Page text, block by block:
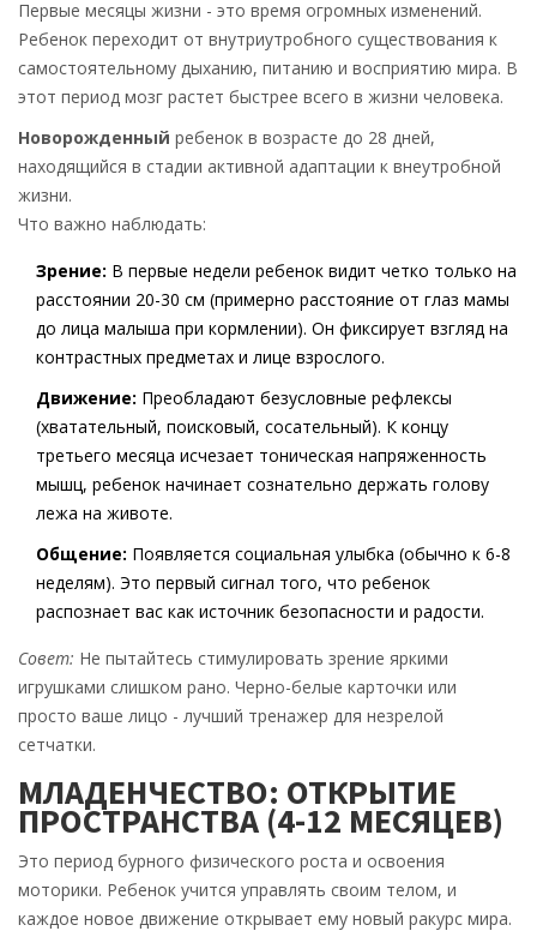
Первые месяцы жизни - это время огромных изменений.
Ребенок переходит от внутриутробного существования к
самостоятельному дыханию, питанию и восприятию мира. В
этот период мозг растет быстрее всего в жизни человека.
Новорожденный ребенок в возрасте до 28 дней,
находящийся в стадии активной адаптации к внеутробной
жизни.
Что важно наблюдать:
Зрение: В первые недели ребенок видит четко только на
расстоянии 20-30 см (примерно расстояние от глаз мамы
до лица малыша при кормлении). Он фиксирует взгляд на
контрастных предметах и лице взрослого.
Движение: Преобладают безусловные рефлексы
(хватательный, поисковый, сосательный). К концу
третьего месяца исчезает тоническая напряженность
мышц, ребенок начинает сознательно держать голову
лежа на животе.
Общение: Появляется социальная улыбка (обычно к 6-8
неделям). Это первый сигнал того, что ребенок
распознает вас как источник безопасности и радости.
Совет: Не пытайтесь стимулировать зрение яркими
игрушками слишком рано. Черно-белые карточки или
просто ваше лицо - лучший тренажер для незрелой
сетчатки.
МЛАДЕНЧЕСТВО: ОТКРЫТИЕ
ПРОСТРАНСТВА (4-12 МЕСЯЦЕВ)
Это период бурного физического роста и освоения
моторики. Ребенок учится управлять своим телом, и
каждое новое движение открывает ему новый ракурс мира.